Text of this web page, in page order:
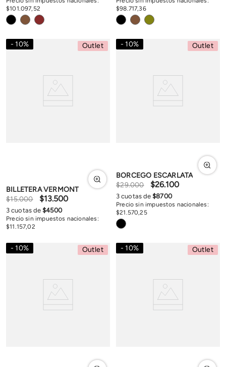
$101.097, 52
$98.717,36
10% Outlet
BILLETERA VERMONT
$15.000 $13.500
Precio sin impuestos nacionales:
$11 157,02
3 cuotas de$4500
10% Outlet
BORCEGO ESCARLATA
$29.000 $26.100
Precio sin impuestos nacionales:
$21.570,25
3 cuotas de$8700
10% Outlet 10% Outlet